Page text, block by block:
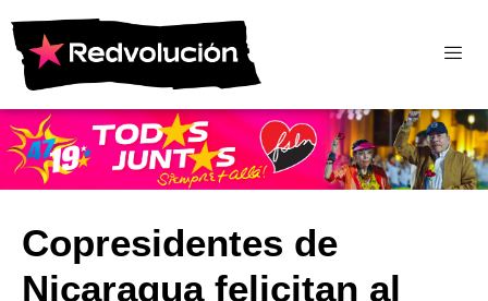
Copresidentes de
Nicaragua felicitan al